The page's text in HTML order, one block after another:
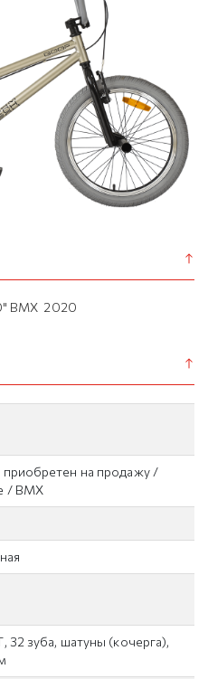
BMX 2020
приобретен на продажу /
/ BMX
32 зуба, шатуны (кочерга),